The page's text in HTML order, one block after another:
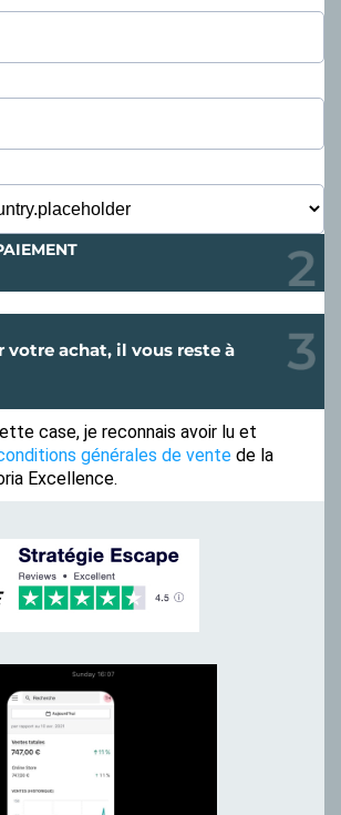
votre achat, il vous reste à
case, je reconnais avoir lu et
générales de vente de la
Excellence.